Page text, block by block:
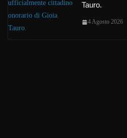
Tauro.
4 Agosto 2026